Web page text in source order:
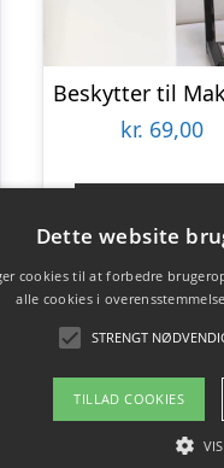
kr. 69,00
Gå til shop
Dette website
cookies til at forbedre
alle cookies i
STRENGT
TILLAD COOKIES